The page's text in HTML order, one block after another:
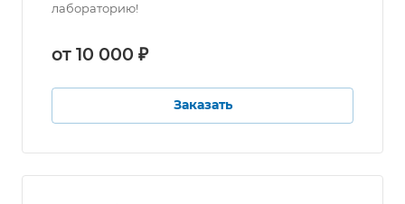
лабораторию!
от 10 000 ₽
Заказать